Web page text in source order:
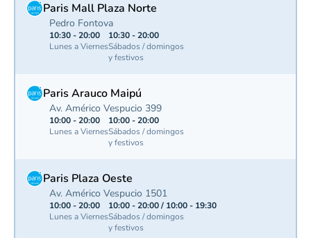
Paris Mall Plaza Norte
Pedro Fontova
10:30 - 20:00
Lunes a Viernes
10:30 - 20:00
Sábados / domingos
y festivos
Paris Arauco Maipú
Av. Américo Vespucio 399
10:00 - 20:00
Lunes a Viernes
10:00 - 20:00
Sábados / domingos
y festivos
Paris Plaza Oeste
Av. Américo Vespucio 1501
10:00 - 20:00
Lunes a Viernes
10:00 - 20:00 / 10:00 - 19:30
Sábados / domingos
y festivos